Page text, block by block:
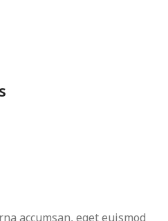
accumsan, eget euismod